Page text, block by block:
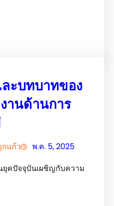
ะบทบาทของ
านด้านการ
แก้ว
พ.ค. 5, 2025
ยุคปัจจุบันเผชิญกับความ